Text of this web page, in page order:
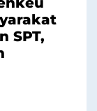
SPT,